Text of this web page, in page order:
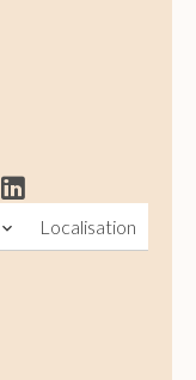
Localisation